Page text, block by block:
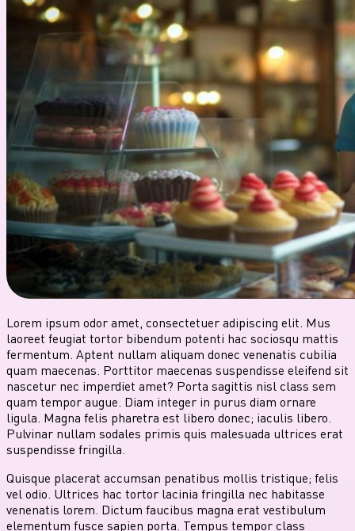
Lorem ipsum odor amet, consectetuer adipiscing elit. Mus
laoreet feugiat tortor bibendum potenti hac sociosqu mattis
fermentum. Aptent nullam aliquam donec venenatis cubilia
quam maecenas. Porttitor maecenas suspendisse eleifend sit
nascetur nec imperdiet amet? Porta sagittis nisl class sem
quam tempor augue. Diam integer in purus diam ornare
ligula. Magna felis pharetra est libero donec; iaculis libero.
Pulvinar nullam sodales primis quis malesuada ultrices erat
suspendisse fringilla.
Quisque placerat accumsan penatibus mollis tristique; felis
vel odio. Ultrices hac tortor lacinia fringilla nec habitasse
venenatis lorem. Dictum faucibus magna erat vestibulum
elementum fusce sapien porta. Tempus tempor class